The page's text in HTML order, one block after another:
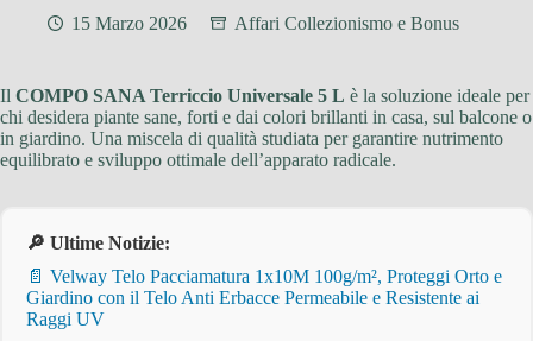
15 Marzo 2026 Affari Collezionismo e Bonus
Il COMPO SANA Terriccio Universale 5 L è la soluzione ideale per
chi desidera piante sane, forti e dai colori brillanti in casa, sul balcone o
in giardino. Una miscela di qualità studiata per garantire nutrimento
equilibrato e sviluppo ottimale dell’apparato radicale.
🔎 Ultime Notizie:
📄 Velway Telo Pacciamatura 1x10M 100g/m², Proteggi Orto e
Giardino con il Telo Anti Erbacce Permeabile e Resistente ai
Raggi UV